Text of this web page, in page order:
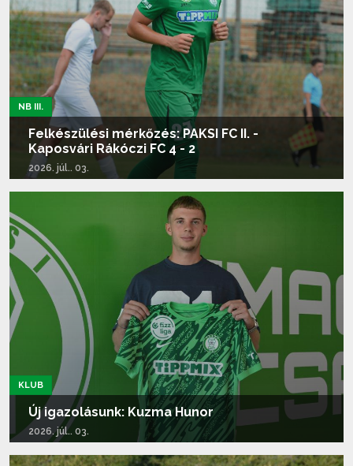
NB III.
Felkészülési mérkőzés: PAKSI FC II. -
Kaposvári Rákóczi FC 4 - 2
2026. júl.. 03.
Tovább olvasom...
KLUB
Új igazolásunk: Kuzma Hunor
2026. júl.. 03.
Tovább olvasom...